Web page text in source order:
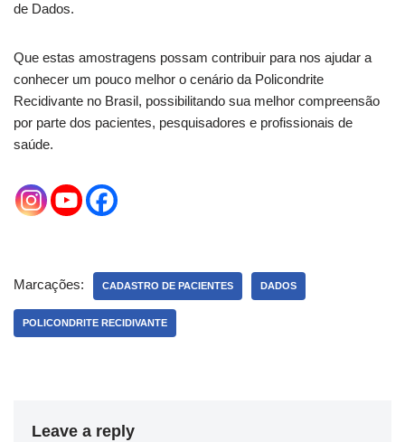
de Dados.
Que estas amostragens possam contribuir para nos ajudar a
conhecer um pouco melhor o cenário da Policondrite
Recidivante no Brasil, possibilitando sua melhor compreensão
por parte dos pacientes, pesquisadores e profissionais de
saúde.
Marcações: CADASTRO DE PACIENTES DADOS
POLICONDRITE RECIDIVANTE
Leave a reply